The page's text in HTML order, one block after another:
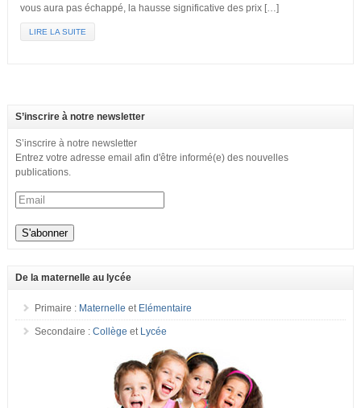
vous aura pas échappé, la hausse significative des prix […]
LIRE LA SUITE
S’inscrire à notre newsletter
S’inscrire à notre newsletter
Entrez votre adresse email afin d'être informé(e) des nouvelles
publications.
De la maternelle au lycée
Primaire : Maternelle et Elémentaire
Secondaire : Collège et Lycée